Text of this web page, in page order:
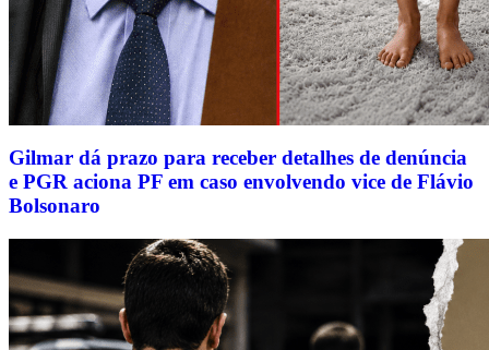
Gilmar dá prazo para receber detalhes de denúncia
e PGR aciona PF em caso envolvendo vice de Flávio
Bolsonaro